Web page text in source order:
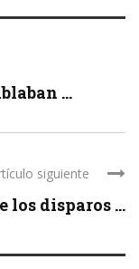
...
siguiente
los disparos ...